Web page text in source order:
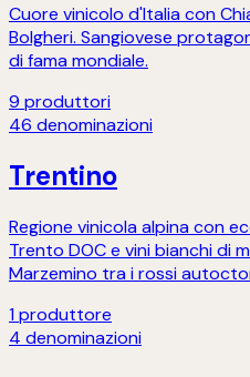
Cuore vinicolo d'Italia con
Bolgheri. Sangiovese
di fama mondiale.
9 produttori
46 denominazioni
Trentino
Regione vinicola alpina con
Trento DOC e vini bianchi di
Marzemino tra i rossi
1 produttore
4 denominazioni